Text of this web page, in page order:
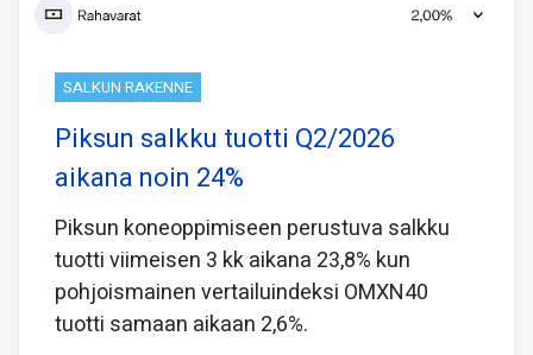
SALKUN RAKENNE
Piksun salkku tuotti Q2/2026
aikana noin 24%
Piksun koneoppimiseen perustuva salkku
tuotti viimeisen 3 kk aikana 23,8% kun
pohjoismainen vertailuindeksi OMXN40
tuotti samaan aikaan 2,6%.